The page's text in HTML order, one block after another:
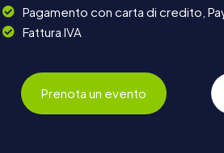
Pagamento con carta di credito,
Fattura IVA
Prenota un evento